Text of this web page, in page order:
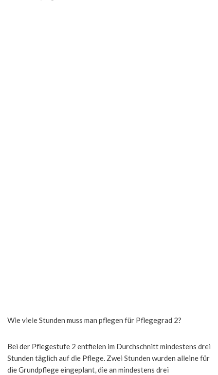
Wie viele Stunden muss man pflegen für Pflegegrad 2?
Bei der Pflegestufe 2 entfielen im Durchschnitt mindestens drei
Stunden täglich auf die Pflege. Zwei Stunden wurden alleine für
die Grundpflege eingeplant, die an mindestens drei